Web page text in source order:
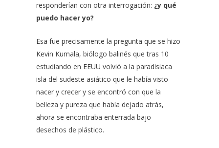
responderían con otra interrogación: ¿y qué
puedo hacer yo?
Esa fue precisamente la pregunta que se hizo
Kevin Kumala, biólogo balinés que tras 10
estudiando en EEUU volvió a la paradisiaca
isla del sudeste asiático que le había visto
nacer y crecer y se encontró con que la
belleza y pureza que había dejado atrás,
ahora se encontraba enterrada bajo
desechos de plástico.